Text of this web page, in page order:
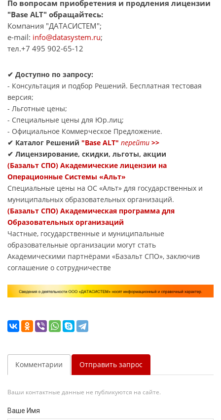
По вопросам приобретения и продления лицензии
"Base ALT" обращайтесь:
Компания "ДАТАСИСТЕМ";
e-mail: info@datasystem.ru;
тел.+7 495 902-65-12
✔ Доступно по запросу:
- Консультация и подбор Решений. Бесплатная тестовая
версия;
- Льготные цены;
- Специальные цены для Юр.лиц;
- Официальное Коммерческое Предложение.
✔ Каталог Решений "Base ALT" перейти >>
✔ Лицензирование, скидки, льготы, акции
(Базальт СПО) Академические лицензии на
Операционные Системы «Альт»
Специальные цены на ОС «Альт» для государственных и
муниципальных образовательных организаций.
(Базальт СПО) Академическая программа для
Образовательных организаций
Частные, государственные и муниципальные
образовательные организации могут стать
Академическими партнёрами «Базальт СПО», заключив
соглашение о сотрудничестве
Комментарии Отправить запрос
Ваши контактные данные не публикуются на сайте.
Ваше Имя